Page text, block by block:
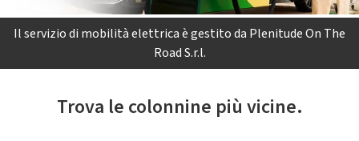
Il servizio di mobilità elettrica è gestito da Plenitude On The
Road S.r.l.
Trova le colonnine più vicine.